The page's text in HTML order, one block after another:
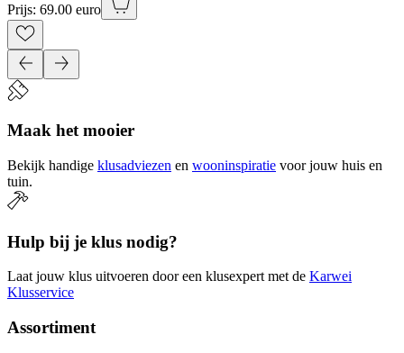
Prijs: 69.00 euro
Maak het mooier
Bekijk handige klusadviezen en wooninspiratie voor jouw huis en
tuin.
Hulp bij je klus nodig?
Laat jouw klus uitvoeren door een klusexpert met de Karwei
Klusservice
Assortiment